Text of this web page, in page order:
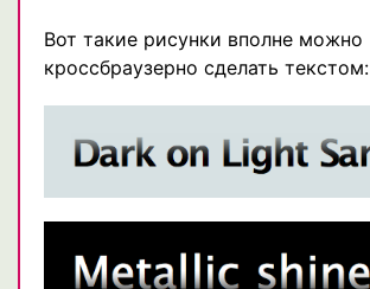
Вот такие рисунки вполне можно
кроссбраузерно сделать текстом: